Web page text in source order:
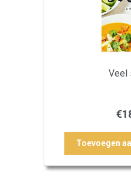
Veel
€
Toevoegen